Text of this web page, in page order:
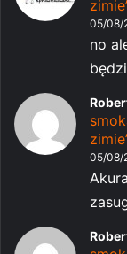
05/08/
no
05/08/